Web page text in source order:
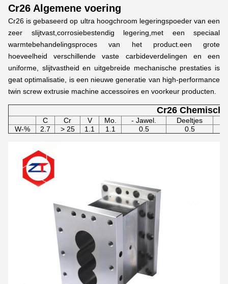
Cr26 Algemene voering
Cr26 is gebaseerd op ultra hoogchroom legeringspoeder van een
zeer slijtvast,corrosiebestendig legering,met een speciaal
warmtebehandelingsproces van het product.een grote
hoeveelheid verschillende vaste carbideverdelingen en een
uniforme, slijtvastheid en uitgebreide mechanische prestaties is
geat optimalisatie, is een nieuwe generatie van high-performance
twin screw extrusie machine accessoires en voorkeur producten.
Cr26
C Cr V Mo. - Jawel.
Deeltjes
W-%
2.7 > 25 1.1 1.1 0.5 0.5